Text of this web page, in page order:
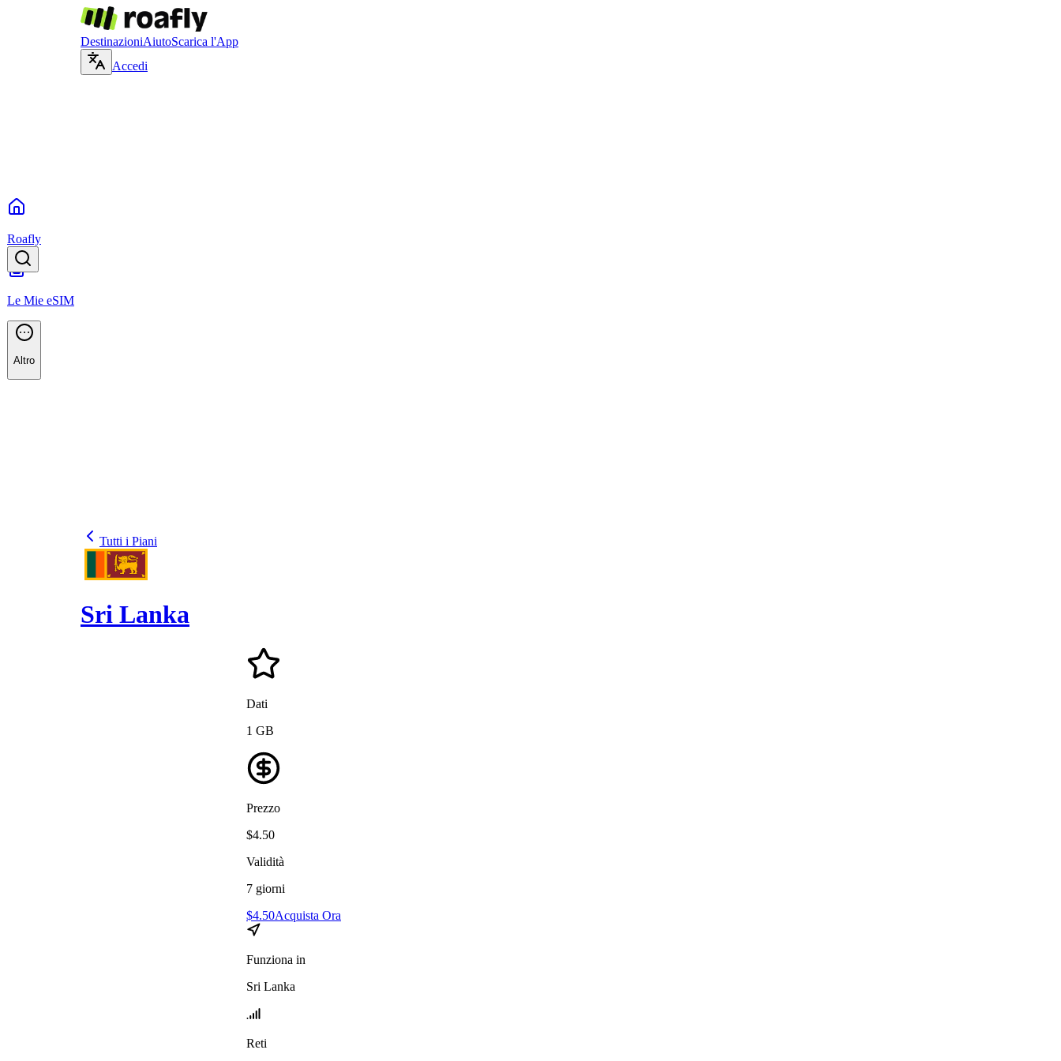
DestinazioniAiutoScarica l'App
Accedi
Roafly
Le Mie eSIM
Altro
Tutti i Piani
Sri Lanka
Dati
1 GB
Prezzo
$4.50
Validità
7 giorni
$4.50Acquista Ora
Funziona in
Sri Lanka
Reti